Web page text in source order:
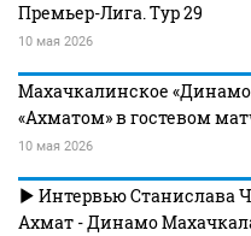
Премьер-Лига. Тур 29
10 мая 2026
Махачкалинское
«Ахматом» в гостевом
10 мая 2026
Интервью Станислава
Ахмат - Динамо